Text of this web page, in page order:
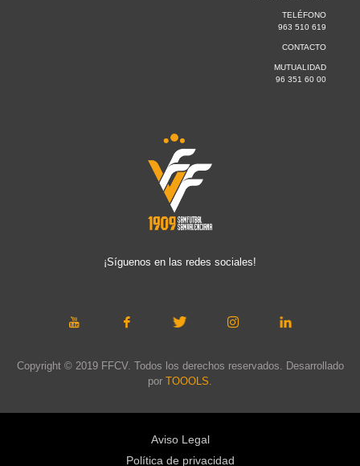
TELÉFONO
963 510 619
CONTACTO
MUTUALIDAD
96 351 60 00
¡Síguenos en las redes sociales!
Copyright © 2019 FFCV. Todos los derechos reservados. Desarrollado
por TOOOLS
Aviso Legal
Política de privacidad